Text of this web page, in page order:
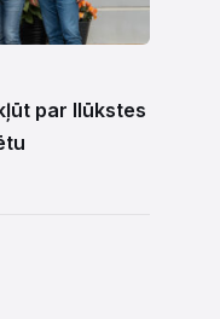
par Ilūkstes